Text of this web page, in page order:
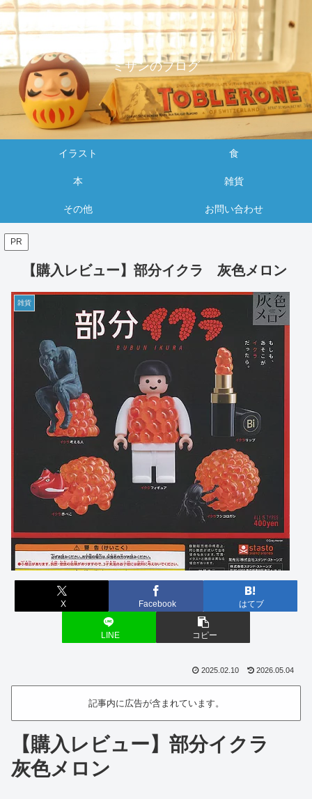
ミサンのブログ
イラスト 食
本 雑貨
その他 お問い合わせ
PR
【購入レビュー】部分イクラ 灰色メロン
雑貨
X Facebook はてブ
LINE コピー
2025.02.10 2026.05.04
記事内に広告が含まれています。
【購入レビュー】部分イクラ
灰色メロン